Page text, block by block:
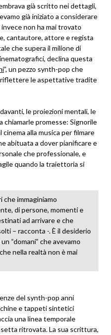
già scritto nei dettagli,
già iniziato a considerare
non ha mai trovato
cantautore, attore e regista
che supera il milione di
declina questa
”, un pezzo synth-pop che
riflettere le aspettative tradite
le proiezioni mentali, le
chiamarle promesse: Signorile
alla musica per filmare
abituata a dover pianificare e
che professionale, e
quando la traiettoria si
che immaginiamo
di persone, momenti e
ad arrivare e che
– racconta -. È il desiderio
“domani” che avevamo
nella realtà non è mai
del synth-pop anni
e tappeti sintetici
una linea temporale
ritrovata. La sua scrittura,